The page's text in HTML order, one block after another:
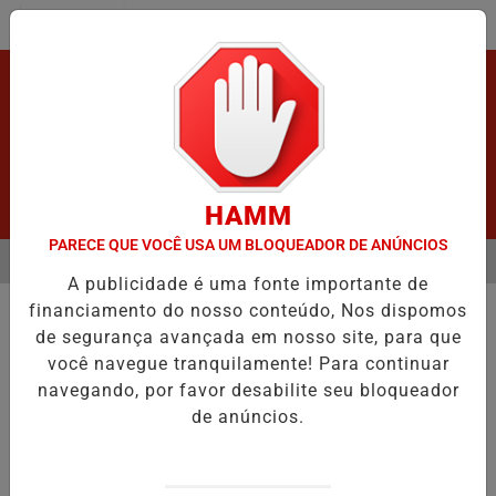
EM ALTA
HOMICÍDIO
Homem é morto e jogando dentro
de poço.
SUSPEITO DE HOMICÍDIO E OCULTAR
HAMM
PARECE QUE VOCÊ USA UM BLOQUEADOR DE ANÚNCIOS
A publicidade é uma fonte importante de
financiamento do nosso conteúdo, Nos dispomos
de segurança avançada em nosso site, para que
você navegue tranquilamente! Para continuar
navegando, por favor desabilite seu bloqueador
de anúncios.